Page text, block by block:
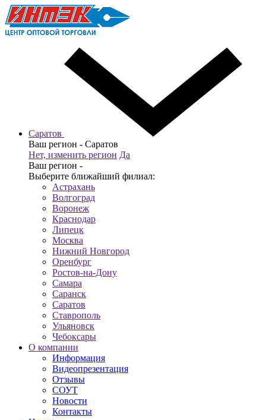
Саратов
Ваш регион - Саратов
Нет, изменить регион Да
Ваш регион -
Выберите ближайший филиал:
Астрахань
Волгоград
Воронеж
Краснодар
Липецк
Москва
Нижний Новгород
Оренбург
Ростов-на-Дону
Самара
Саранск
Саратов
Ставрополь
Ульяновск
Чебоксары
О компании
Информация
Видеопрезентация
Отзывы
СОУТ
Новости
Контакты